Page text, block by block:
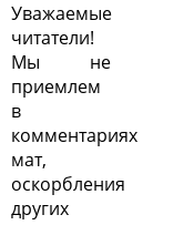
Уважаемые
читатели!
Мы не
приемлем
в
комментариях
мат,
оскорбления
других